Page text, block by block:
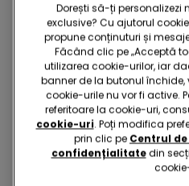
Cont
Bună! Să rămânem în
Dorești să-ți
exclusive? Cu ajutorul
propune conținuturi și
Făcând clic pe „Acceptă
utilizarea cookie-urilor, iar
banner de la butonul
cookie-urile nu vor fi active.
referitoare la cookie-uri,
cookie-uri. Poți modifica
prin clic pe Centrul
confidențialitatedin